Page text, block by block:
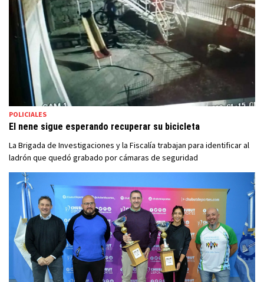
POLICIALES
El nene sigue esperando recuperar su bicicleta
La Brigada de Investigaciones y la Fiscalía trabajan para identificar al
ladrón que quedó grabado por cámaras de seguridad